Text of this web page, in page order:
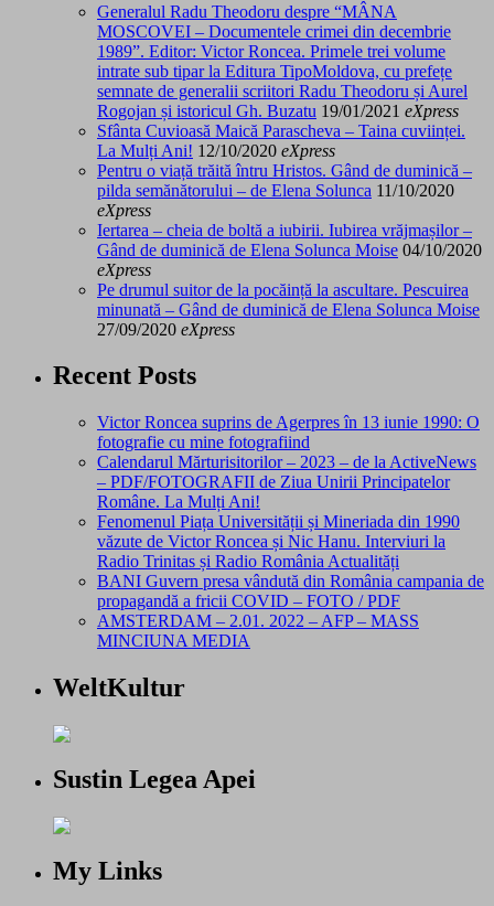
Generalul Radu Theodoru despre “MÂNA
MOSCOVEI – Documentele crimei din decembrie
1989”. Editor: Victor Roncea. Primele trei volume
intrate sub tipar la Editura TipoMoldova, cu prefețe
semnate de generalii scriitori Radu Theodoru și Aurel
Rogojan și istoricul Gh. Buzatu 19/01/2021 eXpress
Sfânta Cuvioasă Maică Parascheva – Taina cuviinței.
La Mulți Ani! 12/10/2020 eXpress
Pentru o viață trăită întru Hristos. Gând de duminică –
pilda semănătorului – de Elena Solunca 11/10/2020
eXpress
Iertarea – cheia de boltă a iubirii. Iubirea vrăjmașilor –
Gând de duminică de Elena Solunca Moise 04/10/2020
eXpress
Pe drumul suitor de la pocăință la ascultare. Pescuirea
minunată – Gând de duminică de Elena Solunca Moise
27/09/2020 eXpress
Recent Posts
Victor Roncea suprins de Agerpres în 13 iunie 1990: O
fotografie cu mine fotografiind
Calendarul Mărturisitorilor – 2023 – de la ActiveNews
– PDF/FOTOGRAFII de Ziua Unirii Principatelor
Române. La Mulți Ani!
Fenomenul Piața Universității și Mineriada din 1990
văzute de Victor Roncea și Nic Hanu. Interviuri la
Radio Trinitas și Radio România Actualități
BANI Guvern presa vândută din România campania de
propagandă a fricii COVID – FOTO / PDF
AMSTERDAM – 2.01. 2022 – AFP – MASS
MINCIUNA MEDIA
WeltKultur
Sustin Legea Apei
My Links